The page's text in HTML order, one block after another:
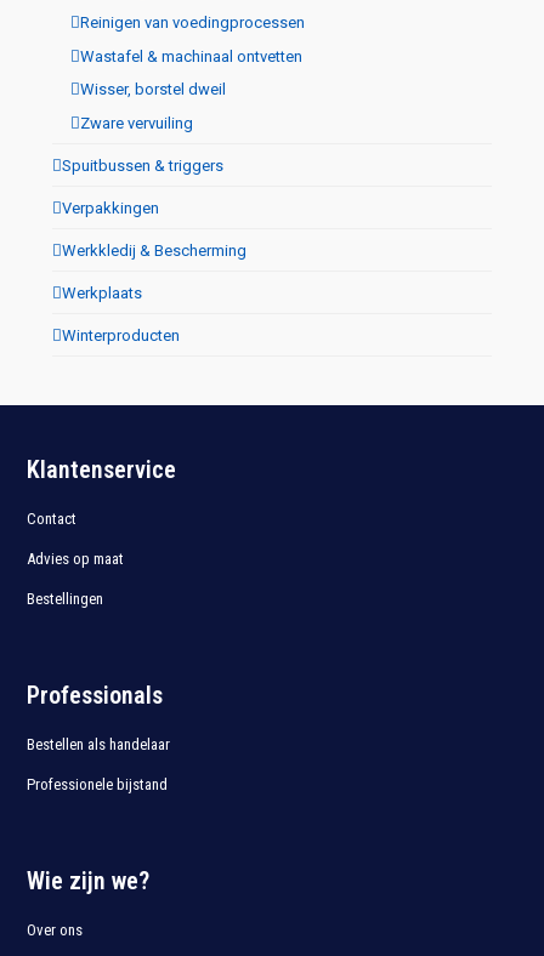
Reinigen van voedingprocessen
Wastafel & machinaal ontvetten
Wisser, borstel dweil
Zware vervuiling
Spuitbussen & triggers
Verpakkingen
Werkkledij & Bescherming
Werkplaats
Winterproducten
Klantenservice
Contact
Advies op maat
Bestellingen
Professionals
Bestellen als handelaar
Professionele bijstand
Wie zijn we?
Over ons